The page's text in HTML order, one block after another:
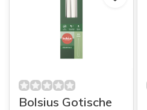
Bolsius Gotische